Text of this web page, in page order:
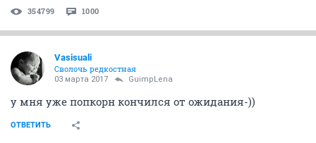
354799 1000
Vasisuali
Сволочь редкостная
03 марта 2017 GuimpLena
у мня уже попкорн кончился от ожидания-))
ОТВЕТИТЬ